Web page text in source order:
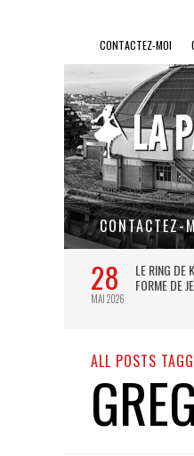
CONTACTEZ-MOI
CONTACTEZ-
28
MAI 2026
LE RING DE
FORME DE
ALL POSTS